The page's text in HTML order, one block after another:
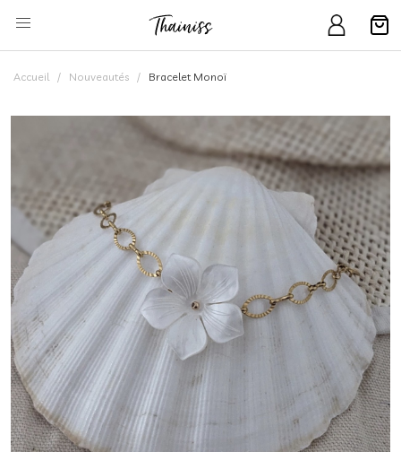
Accueil Nouveautés Bracelet Monoï